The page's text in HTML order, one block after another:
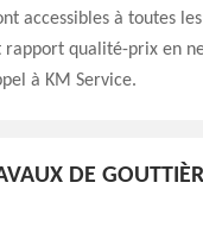
accessibles à toutes
rapport qualité-prix en
à KM Service.
DE